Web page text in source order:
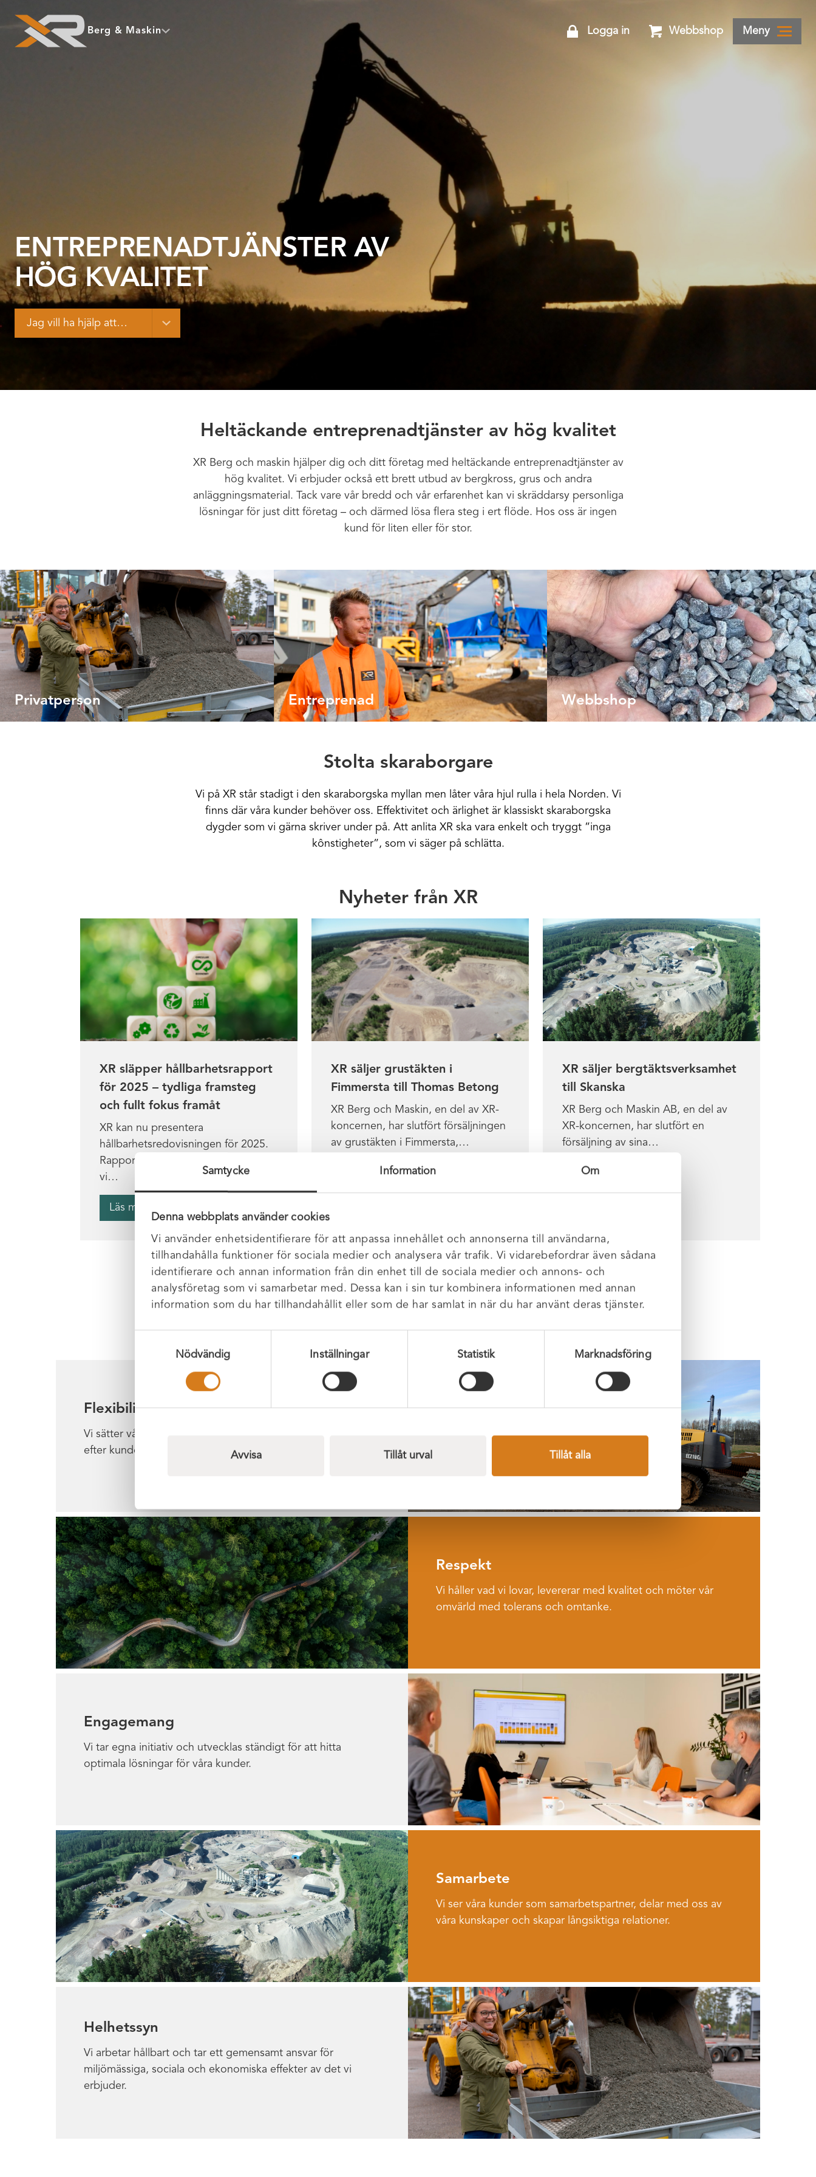
Samtycke Information Om
Denna webbplats använder cookies
Vi använder enhetsidentifierare för att anpassa innehållet och annonserna till användarna,
tillhandahålla funktioner för sociala medier och analysera vår trafik. Vi vidarebefordrar även sådana
identifierare och annan information från din enhet till de sociala medier och annons- och
analysföretag som vi samarbetar med. Dessa kan i sin tur kombinera informationen med annan
information som du har tillhandahållit eller som de har samlat in när du har använt deras tjänster.
Nödvändig
Inställningar Statistik Marknadsföring
Avvisa Tillåt urval Tillåt alla
Berg & Maskin Logga in Webbshop Meny
ENTREPRENADTJÄNSTER AV
HÖG KVALITET
Jag vill ha hjälp att…
Heltäckande entreprenadtjänster av hög kvalitet
XR Berg och maskin hjälper dig och ditt företag med heltäckande entreprenadtjänster av
hög kvalitet. Vi erbjuder också ett brett utbud av bergkross, grus och andra
anläggningsmaterial. Tack vare vår bredd och vår erfarenhet kan vi skräddarsy personliga
lösningar för just ditt företag – och därmed lösa flera steg i ert flöde. Hos oss är ingen
kund för liten eller för stor.
Privatperson Entreprenad Webbshop
Stolta skaraborgare
Vi på XR står stadigt i den skaraborgska myllan men låter våra hjul rulla i hela Norden. Vi
finns där våra kunder behöver oss. Effektivitet och ärlighet är klassiskt skaraborgska
dygder som vi gärna skriver under på. Att anlita XR ska vara enkelt och tryggt ”inga
kônstigheter”, som vi säger på schlätta.
Nyheter från XR
XR släpper hållbarhetsrapport
för 2025 – tydliga framsteg
och fullt fokus framåt
XR kan nu presentera
hållbarhetsredovisningen för 2025.
Rapporten ger en samlad bild av hur
vi…
Läs mer
XR säljer grustäkten i
Fimmersta till Thomas Betong
XR Berg och Maskin, en del av XR-
koncernen, har slutfört försäljningen
av grustäkten i Fimmersta,…
XR säljer bergtäktsverksamhet
till Skanska
XR Berg och Maskin AB, en del av
XR-koncernen, har slutfört en
försäljning av sina…
Flexibilitet
Vi sätter våra kunder i centrum och utformar våra tjänster
efter kundens behov. Ingen kund är för stor eller för liten.
Respekt
Vi håller vad vi lovar, levererar med kvalitet och möter vår
omvärld med tolerans och omtanke.
Engagemang
Vi tar egna initiativ och utvecklas ständigt för att hitta
optimala lösningar för våra kunder.
Samarbete
Vi ser våra kunder som samarbetspartner, delar med oss av
våra kunskaper och skapar långsiktiga relationer.
Helhetssyn
Vi arbetar hållbart och tar ett gemensamt ansvar för
miljömässiga, sociala och ekonomiska effekter av det vi
erbjuder.